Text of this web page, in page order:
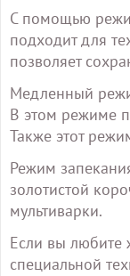
С помощью
подходит для
позволяет
Медленный
В этом режиме
Также этот
Режим
золотистой
мультиварки.
Если вы любите
специальной